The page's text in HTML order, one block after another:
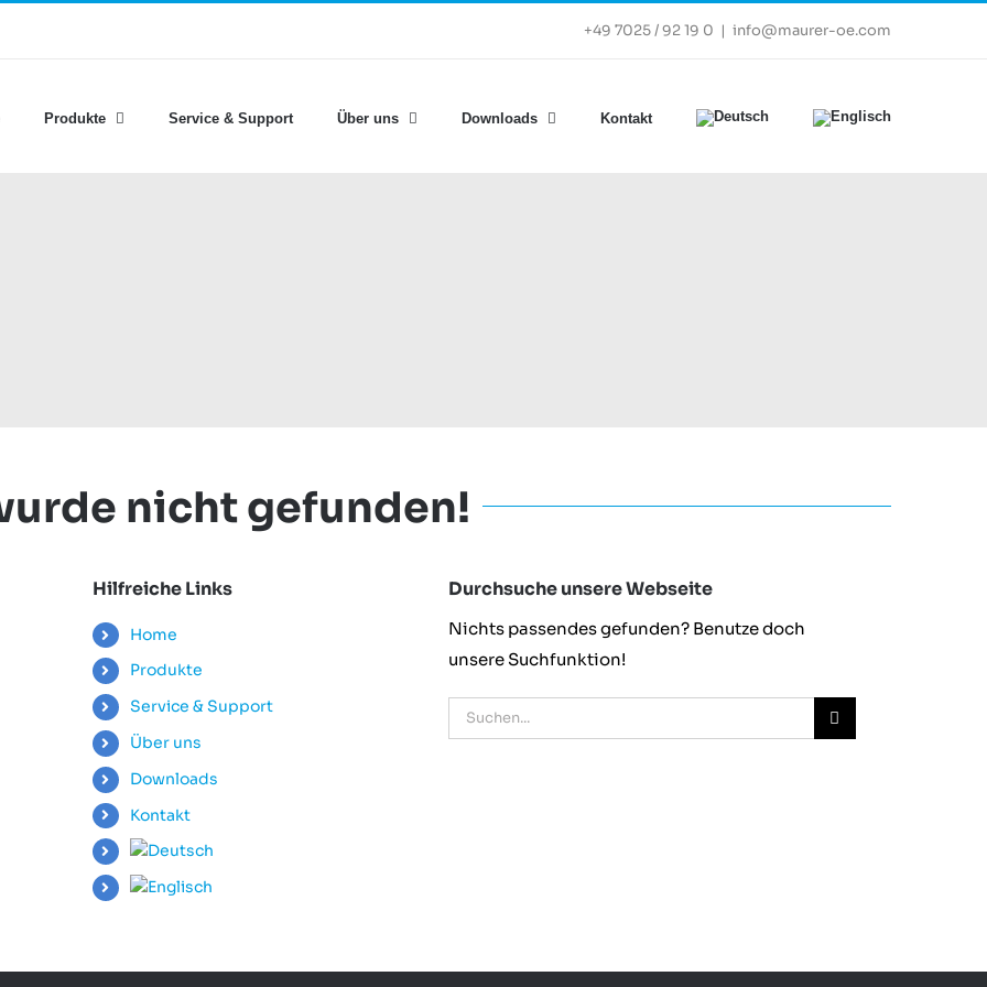
+49 7025 / 92 19 0 | info@maurer-oe.com
Produkte Service & Support Über uns Downloads Kontakt
nicht gefunden!
Hilfreiche Links
Home
Produkte
Service & Support
Über uns
Downloads
Kontakt
Durchsuche unsere Webseite
Nichts passendes gefunden? Benutze doch
unsere Suchfunktion!
Suche
nach: